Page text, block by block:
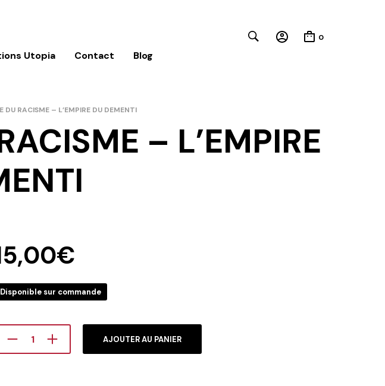
Utopia Contact Blog
0
DU RACISME – L’EMPIRE DU DEMENTI
– L’EMPIRE
€
Disponible sur commande
AJOUTER AU PANIER
Close